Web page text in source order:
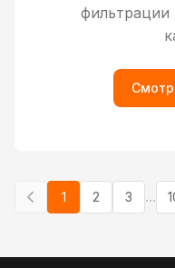
фильтрации
1 2 3 ...